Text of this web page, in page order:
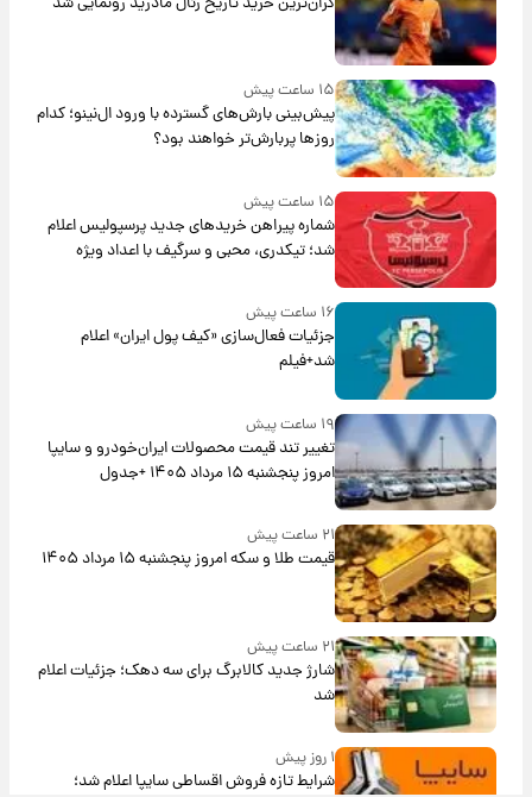
۱۵ ساعت پیش
پیش‌بینی بارش‌های گسترده با ورود ال‌نینو؛ کدام
روزها پربارش‌تر خواهند بود؟
۱۵ ساعت پیش
شماره پیراهن خریدهای جدید پرسپولیس اعلام
شد؛ تیکدری، محبی و سرگیف با اعداد ویژه
۱۶ ساعت پیش
جزئیات فعال‌سازی «کیف پول ایران» اعلام
شد+فیلم
۱۹ ساعت پیش
تغییر تند قیمت محصولات ایران‌خودرو و سایپا
امروز پنجشنبه ۱۵ مرداد ۱۴۰۵ +جدول
۲۱ ساعت پیش
قیمت طلا و سکه امروز پنجشنبه ۱۵ مرداد ۱۴۰۵
۲۱ ساعت پیش
شارژ جدید کالابرگ برای سه دهک؛ جزئیات اعلام
شد
۱ روز پیش
شرایط تازه فروش اقساطی سایپا اعلام شد؛